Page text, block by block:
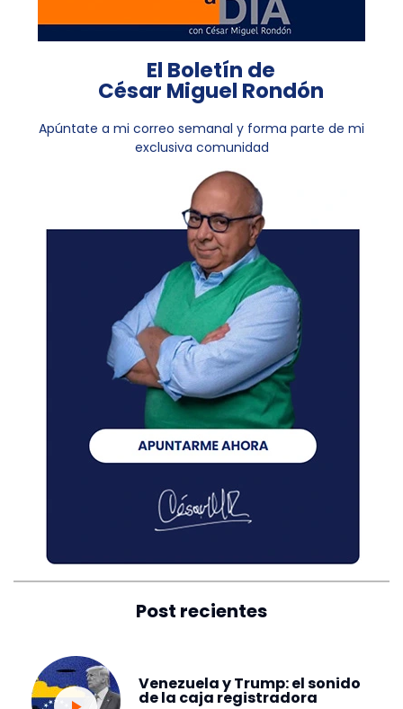
El Boletín de
César Miguel Rondón
Apúntate a mi correo semanal y forma parte de mi
exclusiva comunidad
Post recientes
Venezuela y Trump: el sonido
de la caja registradora